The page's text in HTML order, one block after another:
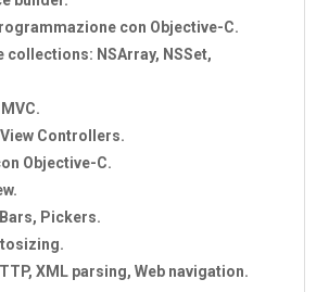
con Objective-C.
collections: NSArray, NSSet,
Controllers.
Objective-C.
Pickers.
XML parsing, Web navigation.